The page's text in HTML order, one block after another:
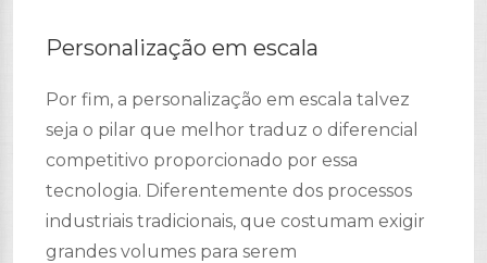
Personalização em escala
Por fim, a personalização em escala talvez
seja o pilar que melhor traduz o diferencial
competitivo proporcionado por essa
tecnologia. Diferentemente dos processos
industriais tradicionais, que costumam exigir
grandes volumes para serem